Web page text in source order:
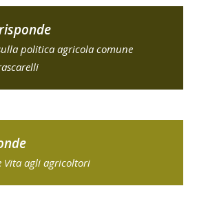
politica agricola comune
Vita agli agricoltori